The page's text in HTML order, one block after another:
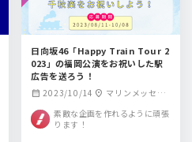
日向坂46「Happy Train Tour 2
023」の福岡公演をお祝いした駅
広告を送ろう！
calendar_month 2023/10/14 location_on マリンメッセ福
岡 A館
素敵な企画を作れるように頑張
ります！